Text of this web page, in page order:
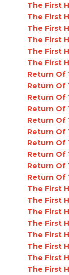
The First
The First
The First
The First
The First
The First
Return Of
Return Of
Return Of
Return Of
Return Of
Return Of
Return Of
Return Of
Return Of
Return Of
The First
The First
The First
The First
The First
The First
The First
The First